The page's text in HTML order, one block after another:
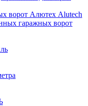
ворот Алютех Alutech
гаражных ворот